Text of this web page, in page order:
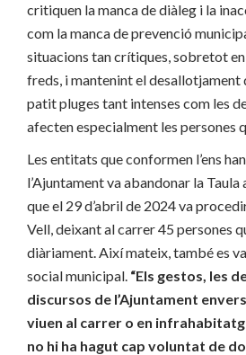
critiquen la manca de diàleg i la
com la manca de prevenció
situacions tan crítiques, sobretot en
freds, i mantenint el desallotjament
patit pluges tant intenses com les
afecten especialment les persones
Les entitats que conformen l’ens
l’Ajuntament va abandonar la
que el 29 d’abril de 2024 va
Vell, deixant al carrer 45 persones
diàriament. Així mateix, també es
social municipal. “Els gestos, les
discursos de l’Ajuntament
viuen al carrer o en
no hi ha hagut cap voluntat de